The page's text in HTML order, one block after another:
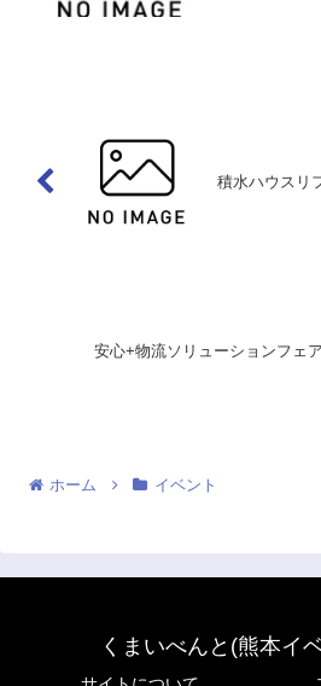
積水ハウスリ
安心+物流ソリューションフェア
ホーム イベント
くまいべんと(熊本イ